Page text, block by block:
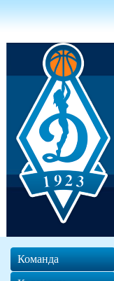
Команда